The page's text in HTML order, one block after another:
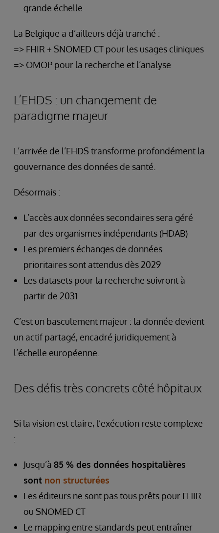
grande échelle.
La Belgique a d’ailleurs déjà tranché :
=> FHIR + SNOMED CT pour les usages cliniques
=> OMOP pour la recherche et l’analyse
L’EHDS : un changement de
paradigme majeur
L’arrivée de l’EHDS transforme profondément la
gouvernance des données de santé.
Désormais :
L’accès aux données secondaires sera géré
par des organismes indépendants (HDAB)
Les premiers échanges de données
prioritaires sont attendus dès 2029
Les datasets pour la recherche suivront à
partir de 2031
C’est un basculement majeur : la donnée devient
un actif partagé, encadré juridiquement à
l’échelle européenne.
Des défis très concrets côté hôpitaux
Si la vision est claire, l’exécution reste complexe
:
Jusqu’à 85 % des données hospitalières
sont non structurées
Les éditeurs ne sont pas tous prêts pour FHIR
ou SNOMED CT
Le mapping entre standards peut entraîner